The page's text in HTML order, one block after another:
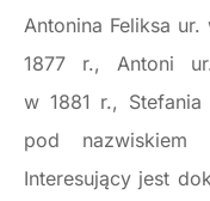
Antonina Feliksa ur.
1877 r., Antoni
w 1881 r.,
pod
Interesujący jest